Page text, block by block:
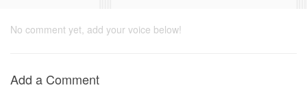
No comment yet, add your voice below!
Add a Comment